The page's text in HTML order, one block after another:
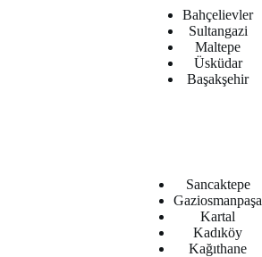
Bahçelievler
Sultangazi
Maltepe
Üsküdar
Başakşehir
Sancaktepe
Gaziosmanpaşa
Kartal
Kadıköy
Kağıthane